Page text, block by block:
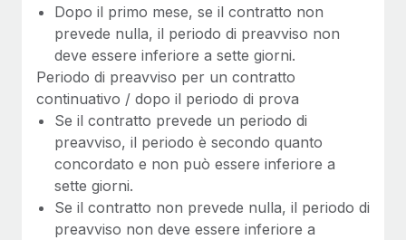
Dopo il primo mese, se il contratto non
prevede nulla, il periodo di preavviso non
deve essere inferiore a sette giorni.
Periodo di preavviso per un contratto
continuativo / dopo il periodo di prova
Se il contratto prevede un periodo di
preavviso, il periodo è secondo quanto
concordato e non può essere inferiore a
sette giorni.
Se il contratto non prevede nulla, il periodo di
preavviso non deve essere inferiore a